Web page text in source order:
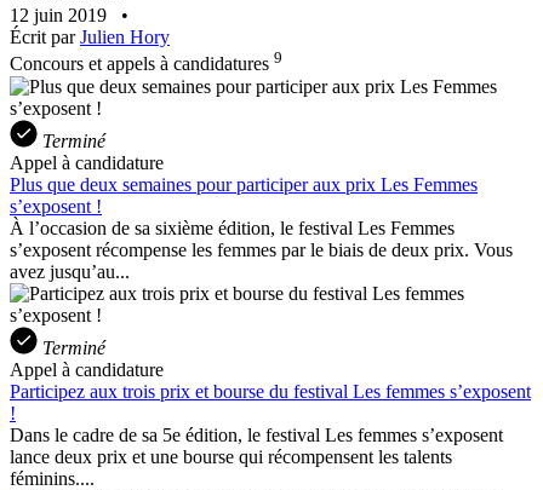
12 juin 2019
•
Écrit parJulien Hory
Concours et appels à candidatures 9
Terminé
Appel à candidature
Plus que deux semaines pour participer aux prix Les Femmes
s’exposent !
À l’occasion de sa sixième édition, le festival Les Femmes
s’exposent récompense les femmes par le biais de deux prix. Vous
avez jusqu’au...
Terminé
Appel à candidature
Participez aux trois prix et bourse du festival Les femmes s’exposent
!
Dans le cadre de sa 5e édition, le festival Les femmes s’exposent
lance deux prix et une bourse qui récompensent les talents
féminins....